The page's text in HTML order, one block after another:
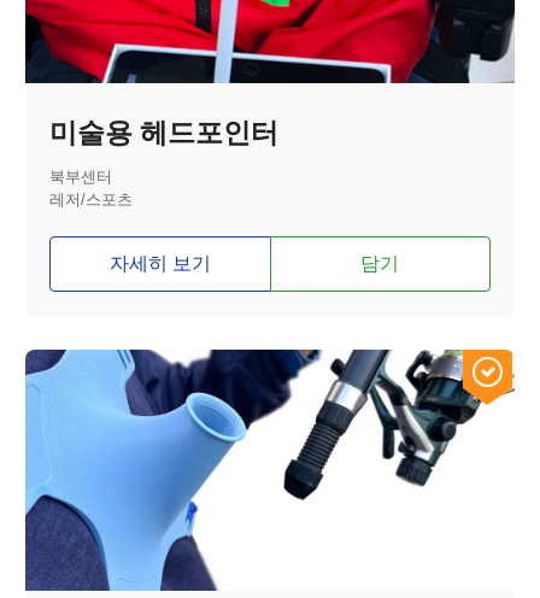
미술용 헤드포인터
북부센터
레저/스포츠
자세히 보기 담기